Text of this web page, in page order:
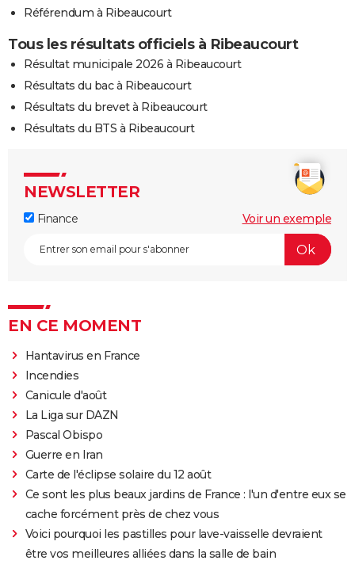
Référendum à Ribeaucourt
Tous les résultats officiels à Ribeaucourt
Résultat municipale 2026 à Ribeaucourt
Résultats du bac à Ribeaucourt
Résultats du brevet à Ribeaucourt
Résultats du BTS à Ribeaucourt
NEWSLETTER
Finance Voir un exemple
EN CE MOMENT
Hantavirus en France
Incendies
Canicule d'août
La Liga sur DAZN
Pascal Obispo
Guerre en Iran
Carte de l'éclipse solaire du 12 août
Ce sont les plus beaux jardins de France : l'un d'entre eux se
cache forcément près de chez vous
Voici pourquoi les pastilles pour lave-vaisselle devraient
être vos meilleures alliées dans la salle de bain